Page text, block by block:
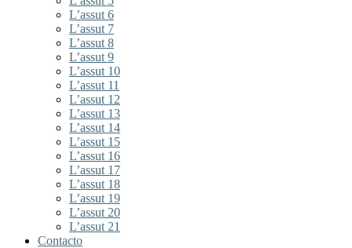
L’assut 6
L’assut 7
L’assut 8
L’assut 9
L’assut 10
L’assut 11
L’assut 12
L’assut 13
L’assut 14
L’assut 15
L’assut 16
L’assut 17
L’assut 18
L’assut 19
L’assut 20
L’assut 21
Contacto